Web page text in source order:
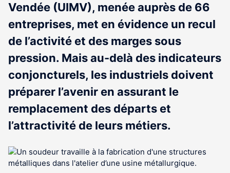
Vendée (UIMV), menée auprès de 66
entreprises, met en évidence un recul
de l’activité et des marges sous
pression. Mais au-delà des indicateurs
conjoncturels, les industriels doivent
préparer l’avenir en assurant le
remplacement des départs et
l’attractivité de leurs métiers.